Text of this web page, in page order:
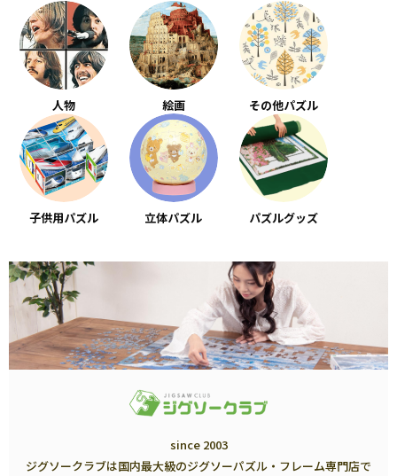
人物 絵画 その他パズル
子供用パズル 立体パズル パズルグッズ
since 2003
ジグソークラブは国内最大級のジグソーパズル・フレーム専門店で